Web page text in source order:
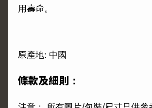
用壽命。
原產地: 中國
條款及細則：